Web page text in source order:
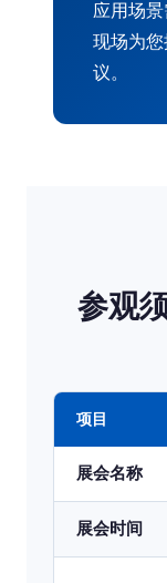
应用场
现场为
议。
参观
项目
展会名称
展会时间